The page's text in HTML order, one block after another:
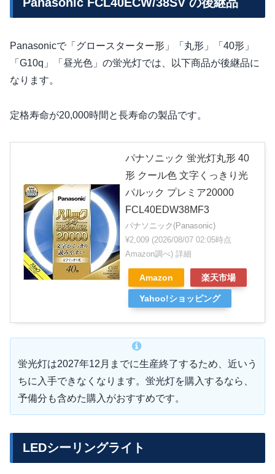
Panasonicで「グロースターター形」「丸形」「40形」
「G10q」「昼光色」の蛍光灯では、以下商品が後継品に
なります。
定格寿命が20,000時間と長寿命の製品です。
パナソニック 蛍光灯丸形 40
形 クール色 文字くっきり光
パルック プレミア20000
FCL40EDW38MF3
パナソニック(Panasonic)
¥2,009 (2026/08/07 02:05時点
Amazon調べ) 詳細
Amazon 楽天市場
Yahoo!ショッピング
蛍光灯は2027年12月までに生産終了するため、近いう
ちに入手できなくなります。蛍光灯を購入するなら、
予備分も含めた購入がおすすめです。
LEDシーリングライト